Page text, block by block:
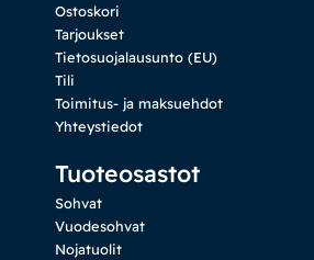
Ostoskori
Tarjoukset
Tietosuojalausunto (EU)
Tili
Toimitus- ja maksuehdot
Yhteystiedot
Tuoteosastot
Sohvat
Vuodesohvat
Nojatuolit